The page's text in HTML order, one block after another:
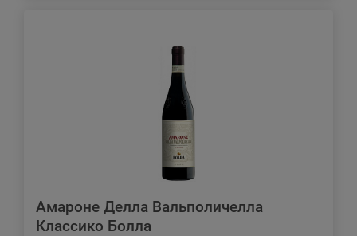
Амароне Делла Вальполичелла
Классико Болла